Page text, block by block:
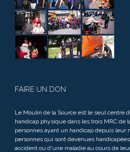
FAIRE UN DON
Le Moulin de la Source est le seul centre
handicap physique dans les trois MRC de
personnes ayant un handicap depuis leur
personnes qui sont devenues
accident ou d'une maladie au cours de